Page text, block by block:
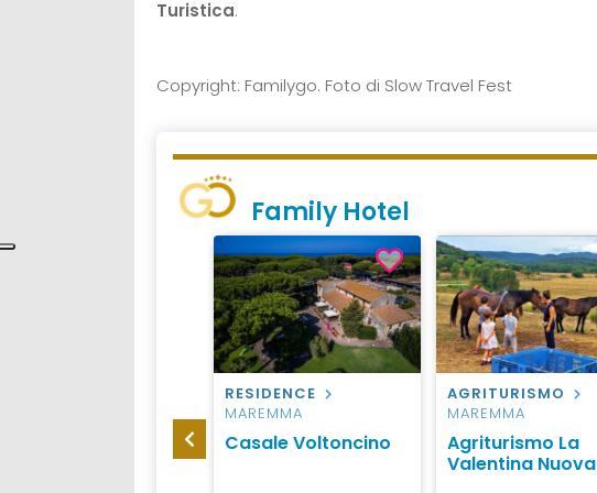
Turistica.
Copyright: Familygo. Foto di Slow Travel Fest
Family Hotel
RESIDENCE
MAREMMA
Casale Voltoncino
AGRITURISMO
MAREMMA
Agriturismo La
Valentina Nuova